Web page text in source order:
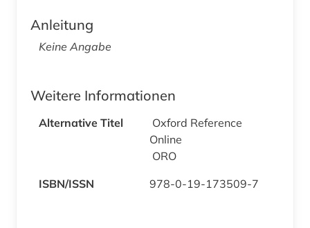
Anleitung
Keine Angabe
Weitere Informationen
Alternative Titel
Oxford Reference
Online
ORO
ISBN/ISSN
978-0-19-173509-7